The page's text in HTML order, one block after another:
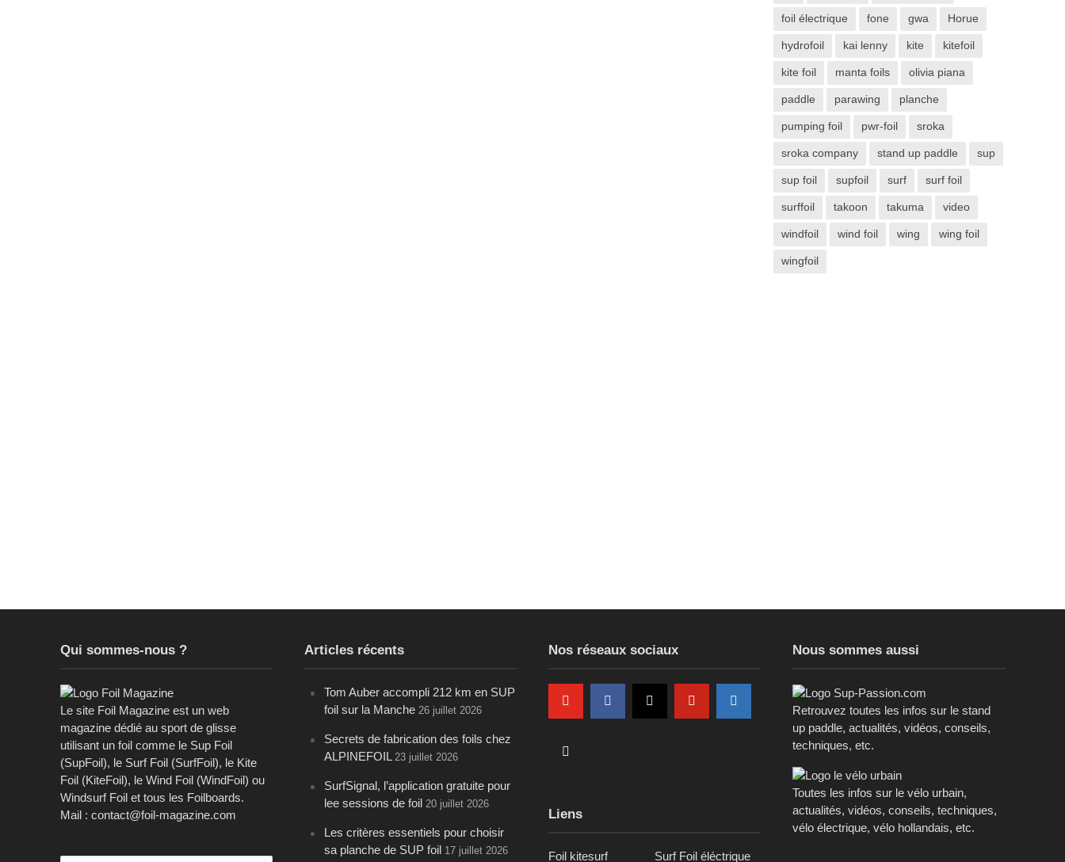
foil électrique fone gwa Horue
hydrofoil kai lenny kite kitefoil
kite foil manta foils olivia piana
paddle parawing planche
pumping foil pwr-foil sroka
sroka company stand up paddle sup
sup foil supfoil surf surf foil
surffoil takoon takuma video
windfoil wind foil wing wing foil
wingfoil
Qui sommes-nous ?
Le site Foil Magazine est un web
magazine dédié au sport de glisse
utilisant un foil comme le Sup Foil
(SupFoil), le Surf Foil (SurfFoil), le Kite
Foil (KiteFoil), le Wind Foil (WindFoil) ou
Windsurf Foil et tous les Foilboards.
Mail : contact@foil-magazine.com
Articles récents
Tom Auber accompli 212 km en SUP
foil sur la Manche 26 juillet 2026
Secrets de fabrication des foils chez
ALPINEFOIL 23 juillet 2026
SurfSignal, l’application gratuite pour
lee sessions de foil 20 juillet 2026
Les critères essentiels pour choisir
sa planche de SUP foil 17 juillet 2026
Nos réseaux sociaux
Liens
Foil kitesurf Surf Foil éléctrique
Nous sommes aussi
Retrouvez toutes les infos sur le stand
up paddle, actualités, vidéos, conseils,
techniques, etc.
Toutes les infos sur le vélo urbain,
actualités, vidéos, conseils, techniques,
vélo électrique, vélo hollandais, etc.